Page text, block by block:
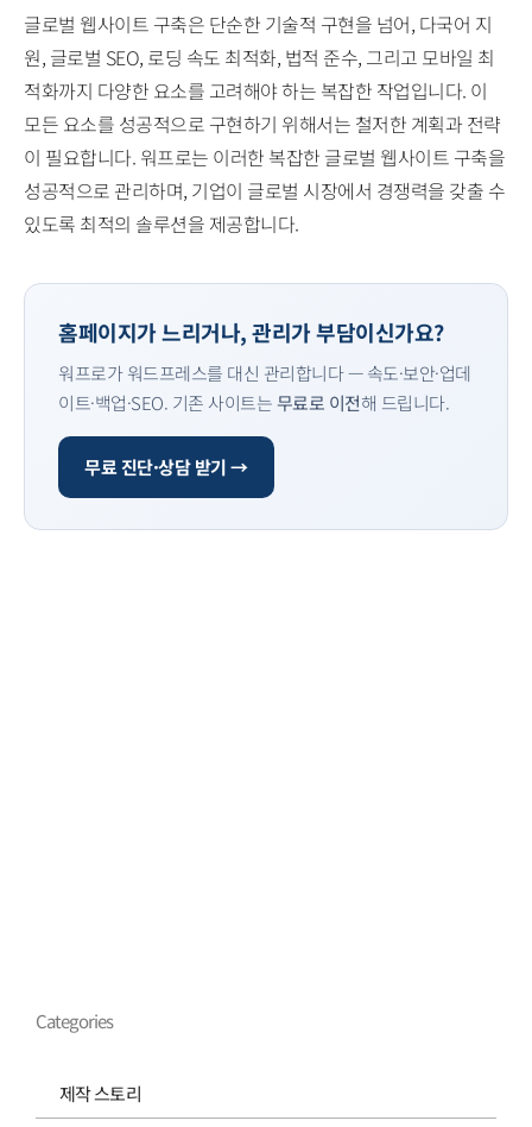
글로벌 웹사이트 구축은 단순한 기술적 구현을 넘어, 다국어 지
원, 글로벌 SEO, 로딩 속도 최적화, 법적 준수, 그리고 모바일 최
적화까지 다양한 요소를 고려해야 하는 복잡한 작업입니다. 이
모든 요소를 성공적으로 구현하기 위해서는 철저한 계획과 전략
이 필요합니다. 워프로는 이러한 복잡한 글로벌 웹사이트 구축을
성공적으로 관리하며, 기업이 글로벌 시장에서 경쟁력을 갖출 수
있도록 최적의 솔루션을 제공합니다.
홈페이지가 느리거나, 관리가 부담이신가요?
워프로가 워드프레스를 대신 관리합니다 — 속도·보안·업데
이트·백업·SEO. 기존 사이트는무료로 이전해 드립니다.
무료 진단·상담 받기 →
Categories
제작 스토리